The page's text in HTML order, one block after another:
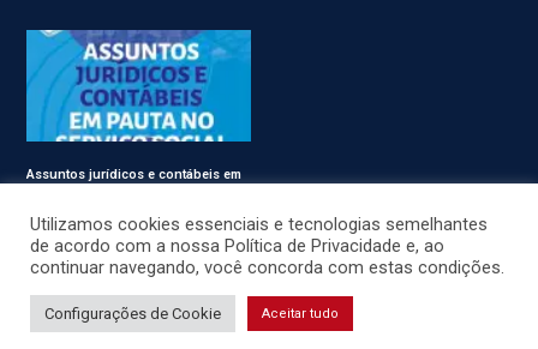
Assuntos jurídicos e contábeis em
© CRESS-SE 2022. Todos os Direitos Reservados.
Desenvolvido porJSWEBMIDIA
Utilizamos cookies essenciais e tecnologias semelhantes
de acordo com a nossa Política de Privacidade e, ao
continuar navegando, você concorda com estas condições.
Configurações de Cookie Aceitar tudo